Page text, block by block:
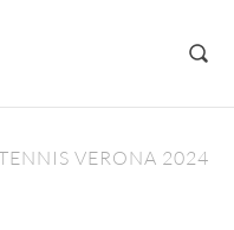
VERONA 2024